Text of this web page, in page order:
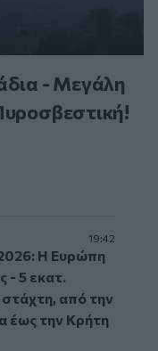
- Μεγάλη
19:42
Η Ευρώπη
- 5 εκατ.
από την
έως την Κρήτη